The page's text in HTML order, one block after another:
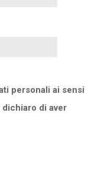
personali ai sensi
dichiaro di aver